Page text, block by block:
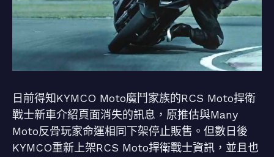
日前得知KYMCO Moto魔鬥家族的RCS Moto捍衛
戰士新車介紹頁面消失的訊息，原推估與Many
Moto反骨玩家命運相同下架停止販售。但數日後
KYMCO重新上架RCS Moto捍衛戰士資訊，並且也